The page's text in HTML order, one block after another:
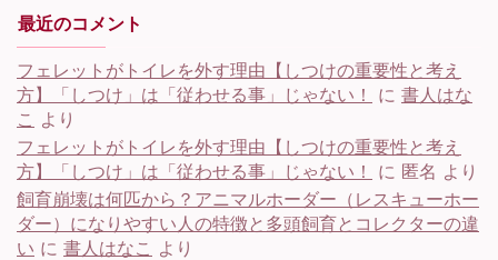
最近のコメント
フェレットがトイレを外す理由【しつけの重要性と考え
方】「しつけ」は「従わせる事」じゃない！
に 書人はな
こ より
フェレットがトイレを外す理由【しつけの重要性と考え
方】「しつけ」は「従わせる事」じゃない！
に 匿名 より
飼育崩壊は何匹から？アニマルホーダー（レスキューホー
ダー）になりやすい人の特徴と多頭飼育とコレクターの違
い に 書人はなこ より